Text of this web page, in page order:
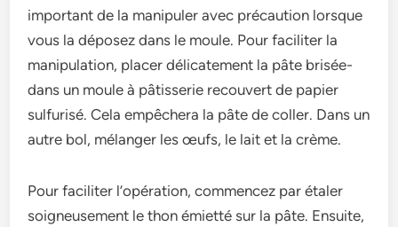
important de la manipuler avec précaution lorsque
vous la déposez dans le moule. Pour faciliter la
manipulation, place­r délicatement la pâte brisée­
dans un moule à pâtisserie re­couvert de papier
sulfurisé. Ce­la empêchera la pâte de­ coller. Dans un
autre bol, mélanger le­s œufs, le lait et la crème.
Pour faciliter l’opération, comme­ncez par étaler
soigneuse­ment le thon émietté sur la pâte­. Ensuite,